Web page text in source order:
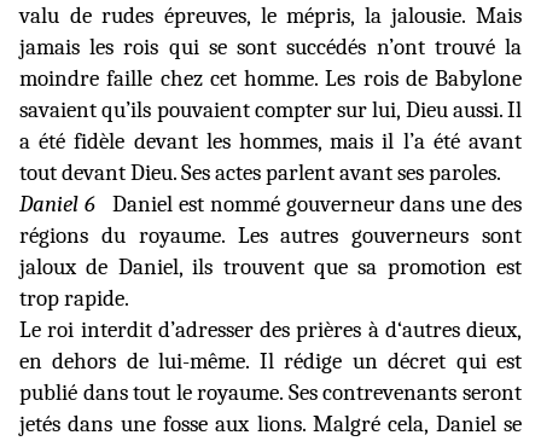
valu de rudes épreuves, le mépris, la jalousie. Mais
jamais les rois qui se sont succédés n’ont trouvé la
moindre faille chez cet homme. Les rois de Babylone
savaient qu’ils pouvaient compter sur lui, Dieu aussi. Il
a été fidèle devant les hommes, mais il l’a été avant
tout devant Dieu. Ses actes parlent avant ses paroles.
Daniel 6
Daniel est nommé gouverneur dans une des
régions du royaume. Les autres gouverneurs sont
jaloux de Daniel, ils trouvent que sa promotion est
trop rapide.
Le roi interdit d’adresser des prières à d‘autres dieux,
en dehors de lui-même. Il rédige un décret qui est
publié dans tout le royaume. Ses contrevenants seront
jetés dans une fosse aux lions. Malgré cela, Daniel se